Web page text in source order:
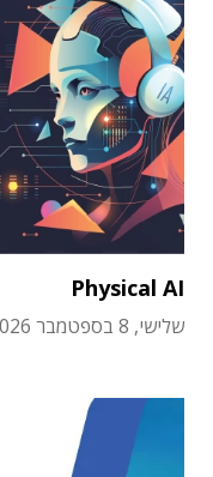
Physical AI
שלישי, 8 בספטמבר 2026